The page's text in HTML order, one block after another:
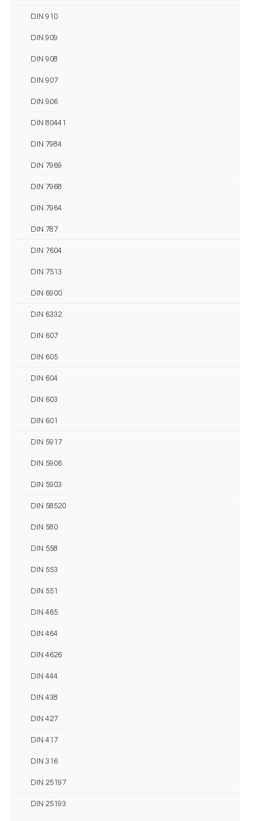
DIN 910
DIN 909
DIN 908
DIN 907
DIN 906
DIN 80441
DIN 7984
DIN 7969
DIN 7968
DIN 7964
DIN 787
DIN 7604
DIN 7513
DIN 6900
DIN 6332
DIN 607
DIN 605
DIN 604
DIN 603
DIN 601
DIN 5917
DIN 5906
DIN 5903
DIN 58520
DIN 580
DIN 558
DIN 553
DIN 551
DIN 465
DIN 464
DIN 4626
DIN 444
DIN 438
DIN 427
DIN 417
DIN 316
DIN 25197
DIN 25193